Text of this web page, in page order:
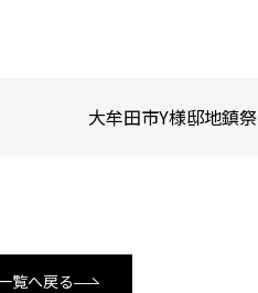
大牟田市Y様邸地鎮祭
覧へ戻る